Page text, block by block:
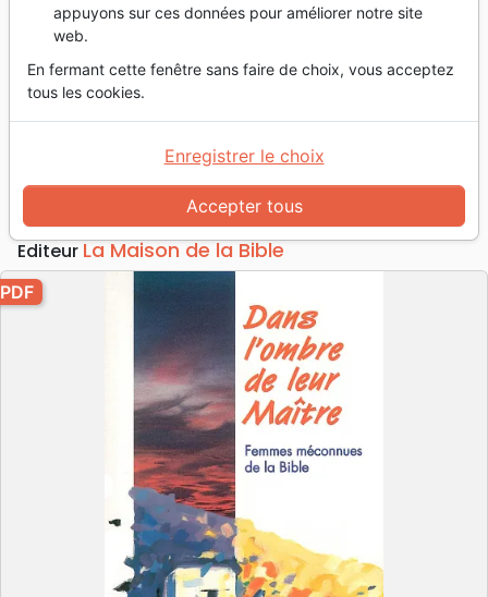
Accueil Livres
Edification
de la Bible - pdf
Dans l'ombre de leur maître
Femmes méconnues de la Bible - pdf
Auteur :Gien Karssen
RéférenceMB3267-PDF EAN9782826098409
EditeurLa Maison de la Bible
PDF
appuyons sur ces données pour améliorer notre site
web.
En fermant cette fenêtre sans faire de choix, vous acceptez
tous les cookies.
Accepter tous
Enregistrer le choix